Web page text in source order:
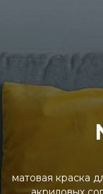
матовая краска